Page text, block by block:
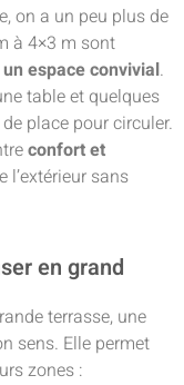
on a un peu plus de
à 4×3 m sont
espace convivial.
table et quelques
place pour circuler.
confort et
l’extérieur sans
en grand
terrasse, une
sens. Elle permet
zones :